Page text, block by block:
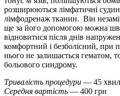
розширюються лімфатичні
лімфодренаж тканин. Він
ще за його допомогою можна
відновитися після днів
комфортний і безболісний, при
нього не залишається гематом,
больового синдрому.
Тривалість процедури — 45
Середня вартість — 400 грн